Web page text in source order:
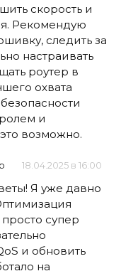
скорость и
Рекомендую
следить за
настраивать
роутер в
охвата
и
возможно.
18.04.2025 в 16:00
Я уже давно
супер
и обновить
на